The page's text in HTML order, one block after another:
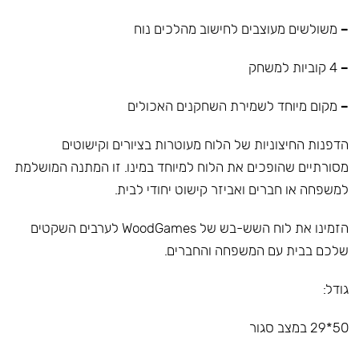
– משולשים מעוצבים לחישוב מהלכים נוח
– 4 קוביות למשחק
– מקום מיוחד לשמירת השחקנים האכולים
הדפנות החיצוניות של הלוח מעוטרות בציורים וקישוטים
מסורתיים שהופכים את הלוח למיוחד במינו. זו המתנה המושלמת
למשפחה או חברים ואביזר קישוט יחודי לבית.
הזמינו את לוח השש-בש של WoodGames לערבים השקטים
שלכם בבית עם המשפחה והחברים.
גודל:
50*29 במצב סגור